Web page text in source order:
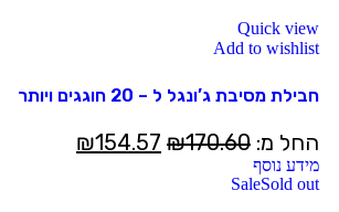
Quick view
Add to wishlist
חבילת מסיבת ג’ונגל ל – 20 חוגגים ויותר
החל מ: ₪170.60
₪154.57
מידע נוסף
SaleSold out